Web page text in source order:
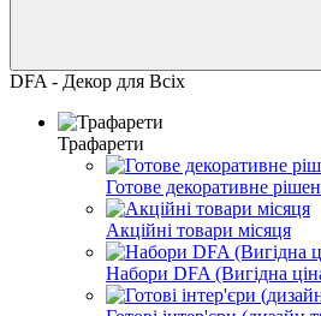
DFA - Декор для Всіх
Трафарети
Готове декоративне
Акційні товари місяця
Набори DFA (Вигідна